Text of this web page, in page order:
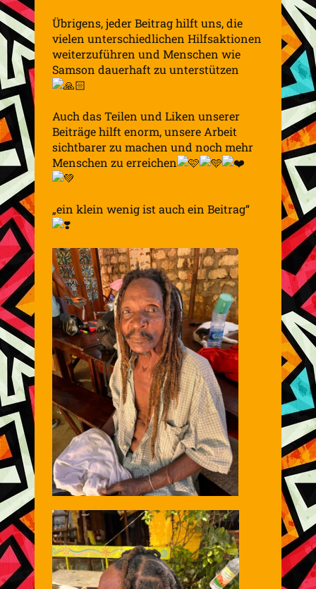
Übrigens, jeder Beitrag hilft uns, die
vielen unterschiedlichen Hilfsaktionen
weiterzuführen und Menschen wie
Samson dauerhaft zu unterstützen
Auch das Teilen und Liken unserer
Beiträge hilft enorm, unsere Arbeit
sichtbarer zu machen und noch mehr
Menschen zu erreichen
„ein klein wenig ist auch ein Beitrag“